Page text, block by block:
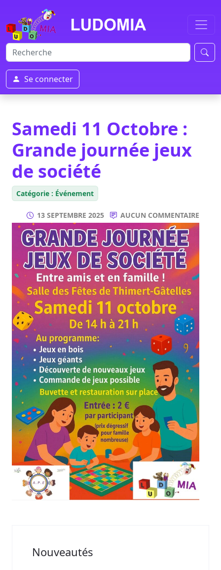
Se connecter
Samedi 11 Octobre :
Grande journée jeux
de société
Catégorie : Événement
13 SEPTEMBRE 2025 AUCUN COMMENTAIRE
Nouveautés